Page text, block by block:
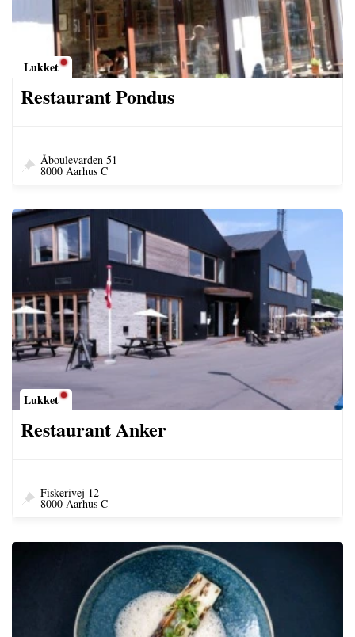
Lukket
Restaurant Pondus
Åboulevarden 51
8000 Aarhus C
Lukket
Restaurant Anker
Fiskerivej 12
8000 Aarhus C